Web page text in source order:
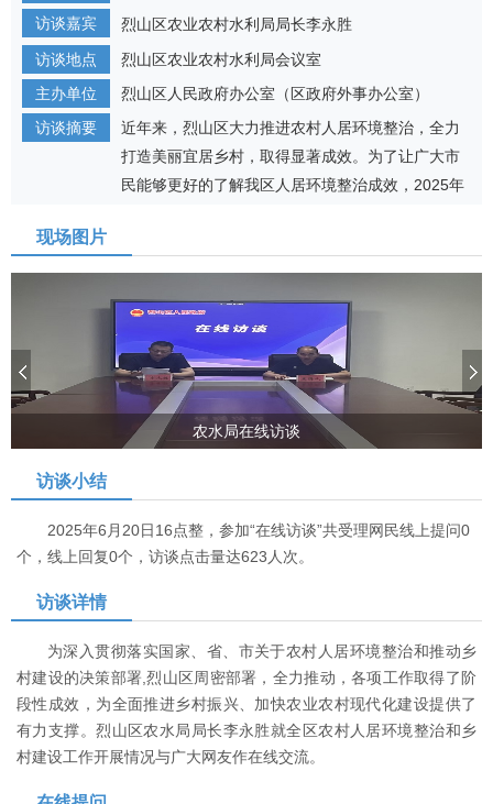
访谈嘉宾
烈山区农业农村水利局局长李永胜
访谈地点
烈山区农业农村水利局会议室
主办单位
烈山区人民政府办公室（区政府外事办公室）
访谈摘要
近年来，烈山区大力推进农村人居环境整治，全力
打造美丽宜居乡村，取得显著成效。为了让广大市
民能够更好的了解我区人居环境整治成效，2025年
农村人居环境整治全力打造美丽宜居乡村”为主题，
与广大网民直接在线交流，解答网友提出的问题。
现场图片
农水局在线访谈
访谈小结
2025年6月20日16点整，参加“在线访谈”共受理网民线上提问0
个，线上回复0个，访谈点击量达623人次。
访谈详情
为深入贯彻落实国家、省、市关于农村人居环境整治和推动乡
村建设的决策部署,烈山区周密部署，全力推动，各项工作取得了阶
段性成效，为全面推进乡村振兴、加快农业农村现代化建设提供了
有力支撑。烈山区农水局局长李永胜就全区农村人居环境整治和乡
村建设工作开展情况与广大网友作在线交流。